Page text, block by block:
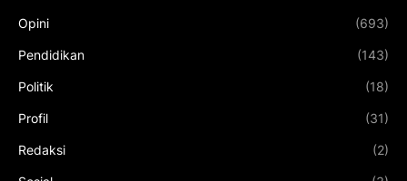
Opini (693)
Pendidikan (143)
Politik (18)
Profil (31)
Redaksi (2)